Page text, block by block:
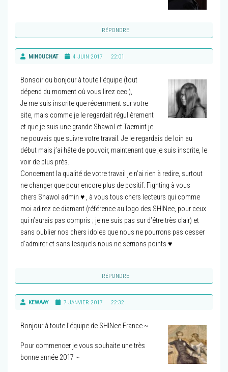
RÉPONDRE
MINOUCHAT 4 JUIN 2017 22:01
Bonsoir ou bonjour à toute l’équipe (tout
dépend du moment où vous lirez ceci),
Je me suis inscrite que récemment sur votre
site, mais comme je le regardait régulièrement
et que je suis une grande Shawol et Taemint je
ne pouvais que suivre votre travail. Je le regardais de loin au
début mais j’ai hâte de pouvoir, maintenant que je suis inscrite, le
voir de plus près.
Concernant la qualité de votre travail je n’ai rien à redire, surtout
ne changer que pour encore plus de positif. Fighting à vous
chers Shawol admin ♥ , à vous tous chers lecteurs qui comme
moi adirez ce diamant (référence au logo des SHINee, pour ceux
qui n’aurais pas compris ; je ne suis pas sur d’être très clair) et
sans oublier nos chers idoles que nous ne pourrons pas cesser
d’admirer et sans lesquels nous ne serrions points ♥
RÉPONDRE
KEWAAY 7 JANVIER 2017 22:32
Bonjour à toute l’équipe de SHINee France ~
Pour commencer je vous souhaite une très
bonne année 2017 ~